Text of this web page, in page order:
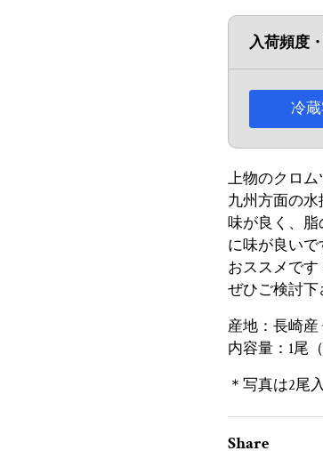
入荷頻度
冷
上物のクロム
九州方面の水
味が良く、
に味が良い
おススメです
ぜひご検討下
産地：長崎産
内容量：1尾（
＊写真は2尾
Share